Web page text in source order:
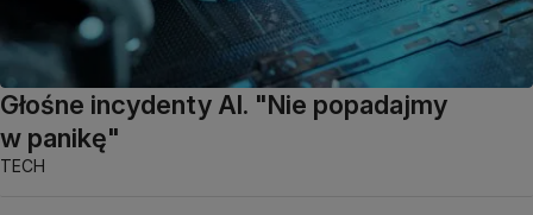
Głośne incydenty AI. "Nie popadajmy
w panikę"
TECH